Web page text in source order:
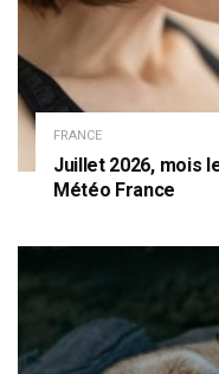
FRANCE
Juillet 2026, mois
Météo France